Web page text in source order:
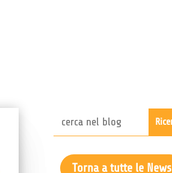
Torna a tutte le News